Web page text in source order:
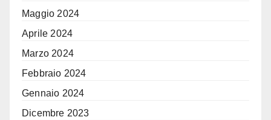
Maggio 2024
Aprile 2024
Marzo 2024
Febbraio 2024
Gennaio 2024
Dicembre 2023